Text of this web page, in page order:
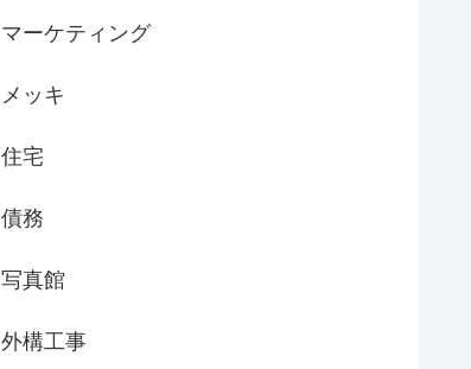
マーケティング
メッキ
住宅
債務
写真館
外構工事